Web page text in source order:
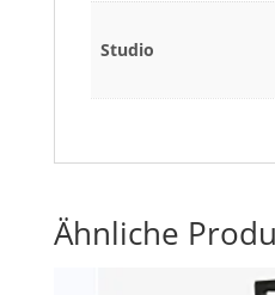
Studio
Ähnliche